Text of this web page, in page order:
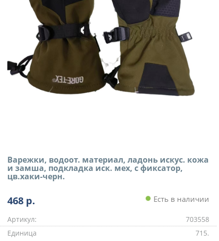
Варежки, водоот. материал, ладонь искус. кожа
и замша, подкладка иск. мех, с фиксатор,
цв.хаки-черн.
468 р. Есть в наличии
Артикул:
703558
Единица
715.